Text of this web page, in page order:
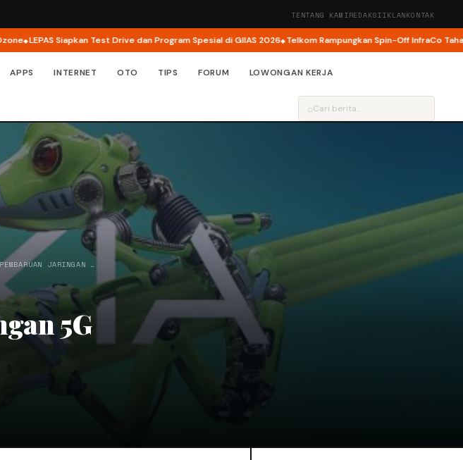
TENTANG KAMIREDAKSIIKLANKONTAK
LEPAS Siapkan Test Drive dan Program Spesial di GIIAS 2026 Telkom Rampungkan Spin-Off InfraCo Tahap 2,
APPS INTERNET OTO TIPS FORUM LOWONGAN KERJA
⌕
JARINGAN …
5G